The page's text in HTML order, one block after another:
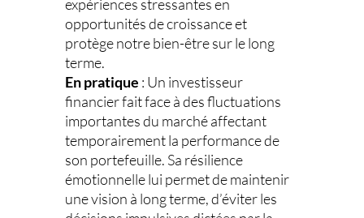
expériences stressantes en
opportunités de croissance et
protège notre bien-être sur le long
terme.
En pratique : Un investisseur
financier fait face à des fluctuations
importantes du marché affectant
temporairement la performance de
son portefeuille. Sa résilience
émotionnelle lui permet de maintenir
une vision à long terme, d’éviter les